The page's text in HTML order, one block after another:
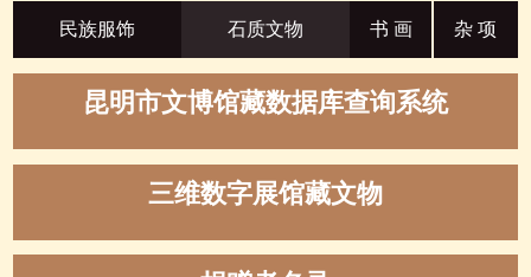
民族服饰 石质文物 书 画 杂 项
昆明市文博馆藏数据库查询系统
三维数字展馆藏文物